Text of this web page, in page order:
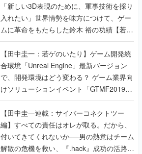
「新しい3D表現のために、軍事技術を採り
入れたい」世界情勢を味方につけて、ゲー
ムに革命をもたらした鈴木 裕の功績【若ゲ
のいたり】
【田中圭一：若ゲのいたり】ゲーム開発統
合環境「Unreal Engine」最新バージョン
で、開発環境はどう変わる？ ゲーム業界向
けソリューションイベント「GTMF2019」
に行って、より理解を深めよう【PR】
【田中圭一連載：サイバーコネクトツー
編】すべての責任はオレが取る。だから、
付いてきてくれないか──男の熱意はチーム
解散の危機を救い、『.hack』成功の活路を